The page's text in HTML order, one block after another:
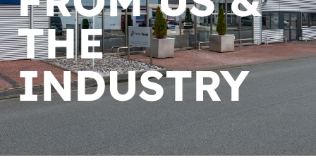
THE
INDUSTRY